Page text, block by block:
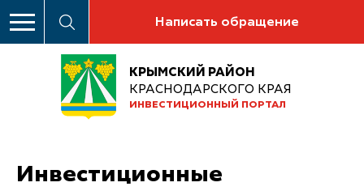
Написать обращение
КРЫМСКИЙ РАЙОН
КРАСНОДАРСКОГО КРАЯ
ИНВЕСТИЦИОННЫЙ ПОРТАЛ
Инвестиционные